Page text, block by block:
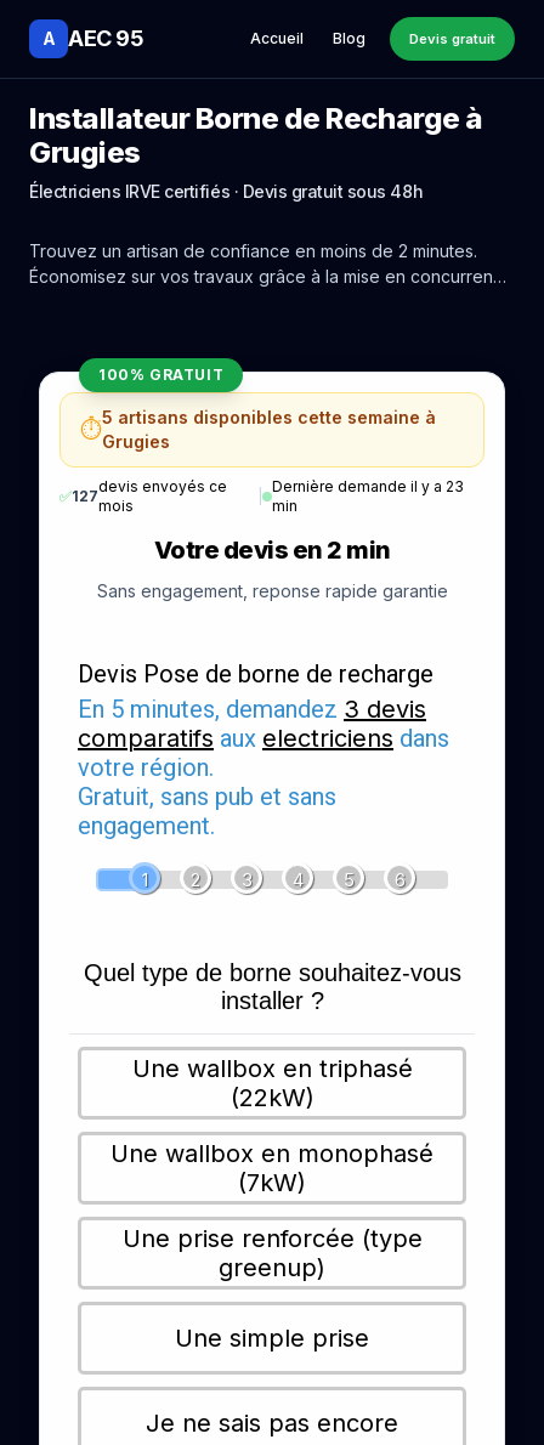
A AEC 95 Accueil Blog Devis gratuit
Installateur Borne de Recharge à
Grugies
Électriciens IRVE certifiés · Devis gratuit sous 48h
Trouvez un artisan de confiance en moins de 2 minutes.
Économisez sur vos travaux grâce à la mise en concurrence
100% GRATUIT
⏱️5 artisans disponibles cette semaine à
Grugies
✅127
devis envoyés ce
mois
|
Dernière demande il y a 23
min
Votre devis en 2 min
Sans engagement, reponse rapide garantie
Devis Pose de borne de recharge
En 5 minutes, demandez 3 devis
comparatifs aux electriciens dans
votre région.
Gratuit, sans pub et sans
engagement.
1 2 3 4 5 6
Quel type de borne souhaitez-vous
installer ?
Une wallbox en triphasé
(22kW)
Une wallbox en monophasé
(7kW)
Une prise renforcée (type
greenup)
Une simple prise
Je ne sais pas encore